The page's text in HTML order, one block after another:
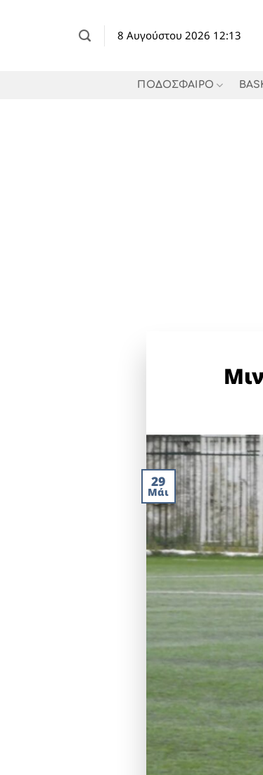
8 Αυγούστου 2026 12:13
ΠΟΔΟΣΦΑΙΡΟ
29
Μάι